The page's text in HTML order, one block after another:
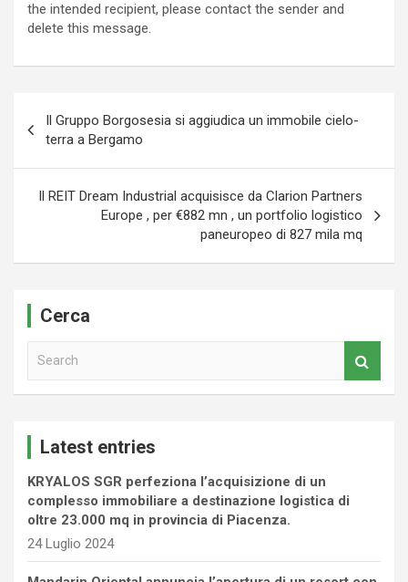
the intended recipient, please contact the sender and
delete this message.
articoli
Il Gruppo Borgosesia si aggiudica un immobile cielo-
terra a Bergamo
Il REIT Dream Industrial acquisisce da Clarion Partners
Europe , per €882 mn , un portfolio logistico
paneuropeo di 827 mila mq
Cerca
Latest entries
KRYALOS SGR perfeziona l’acquisizione di un
complesso immobiliare a destinazione logistica di
oltre 23.000 mq in provincia di Piacenza.
24 Luglio 2024